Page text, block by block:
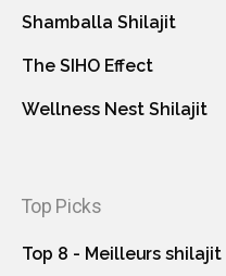
Shamballa Shilajit
The SIHO Effect
Wellness Nest Shilajit
Top Picks
Top 8 - Meilleurs shilajit